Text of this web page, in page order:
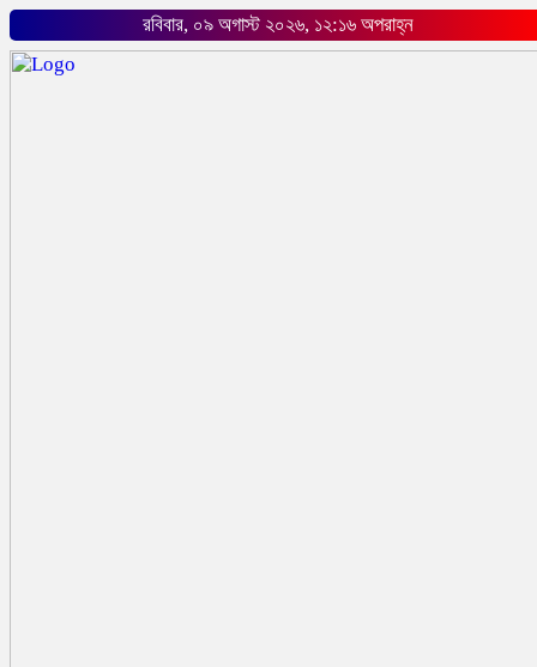
রবিবার, ০৯ অগাস্ট ২০২৬, ১২:১৬ অপরাহ্ন